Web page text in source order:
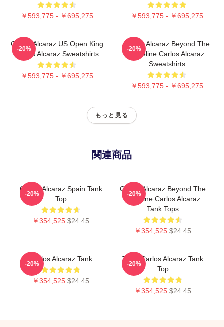
￥593,775 - ￥695,275 ￥593,775 - ￥695,275
Carlos Alcaraz US Open King
Carlos Alcaraz Sweatshirts
￥593,775 - ￥695,275
-20%
Carlos Alcaraz Beyond The
Baseline Carlos Alcaraz
Sweatshirts
￥593,775 - ￥695,275
-20%
もっと見る
関連商品
Carlos Alcaraz Spain Tank
Top
￥354,525 $24.45
-20%
Carlos Alcaraz Beyond The
Baseline Carlos Alcaraz
Tank Tops
￥354,525 $24.45
-20%
Carlos Alcaraz Tank
￥354,525 $24.45
-20%
Tenis Carlos Alcaraz Tank
Top
￥354,525 $24.45
-20%